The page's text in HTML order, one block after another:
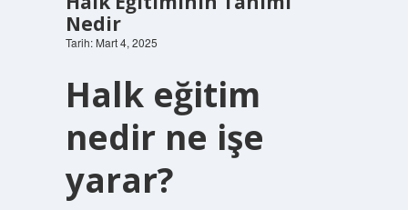
Nedir
Tarih: Mart 4, 2025
Halk eğitim
nedir ne işe
yarar?